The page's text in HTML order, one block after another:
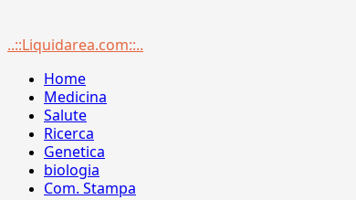
Menu
..::Liquidarea.com::..
Home
Medicina
Salute
Ricerca
Genetica
biologia
Com. Stampa